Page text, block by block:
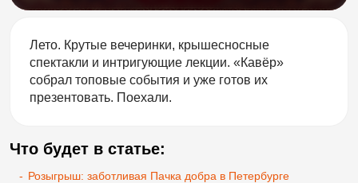
Лето. Крутые вечеринки, крышесносные
спектакли и интригующие лекции. «Кавёр»
собрал топовые события и уже готов их
презентовать. Поехали.
Что будет в статье:
- Розыгрыш: заботливая Пачка добра в Петербурге